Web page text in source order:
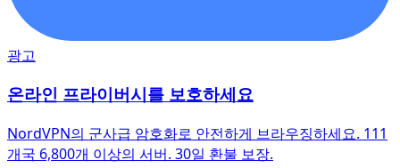
광고
온라인 프라이버시를 보호하세요
NordVPN의 군사급 암호화로 안전하게 브라우징하세요. 111
개국 6,800개 이상의 서버. 30일 환불 보장.